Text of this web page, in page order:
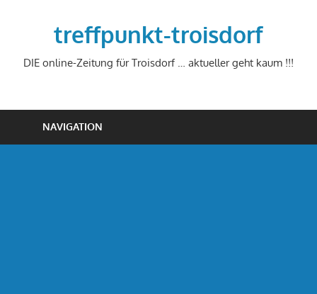
treffpunkt-troisdorf
DIE online-Zeitung für Troisdorf … aktueller geht kaum !!!
NAVIGATION